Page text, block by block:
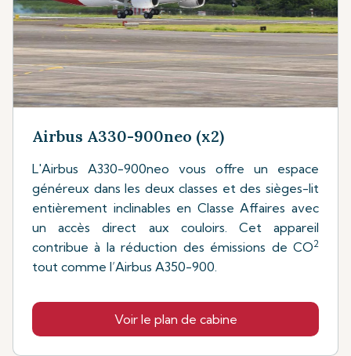
Airbus A330-900neo (x2)
L'Airbus A330-900neo vous offre un espace
généreux dans les deux classes et des sièges-lit
entièrement inclinables en Classe Affaires avec
un accès direct aux couloirs. Cet appareil
contribue à la réduction des émissions de CO2
tout comme l’Airbus A350-900.
Voir le plan de cabine